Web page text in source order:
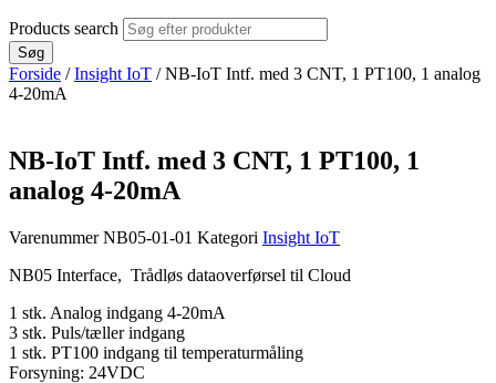
Products search
Søg
Forside /Insight IoT / NB-IoT Intf. med 3 CNT, 1 PT100, 1 analog
4-20mA
NB-IoT Intf. med 3 CNT, 1 PT100, 1
analog 4-20mA
VarenummerNB05-01-01 Kategori Insight IoT
NB05 Interface, Trådløs dataoverførsel til Cloud
1 stk. Analog indgang 4-20mA
3 stk. Puls/tæller indgang
1 stk. PT100 indgang til temperaturmåling
Forsyning: 24VDC